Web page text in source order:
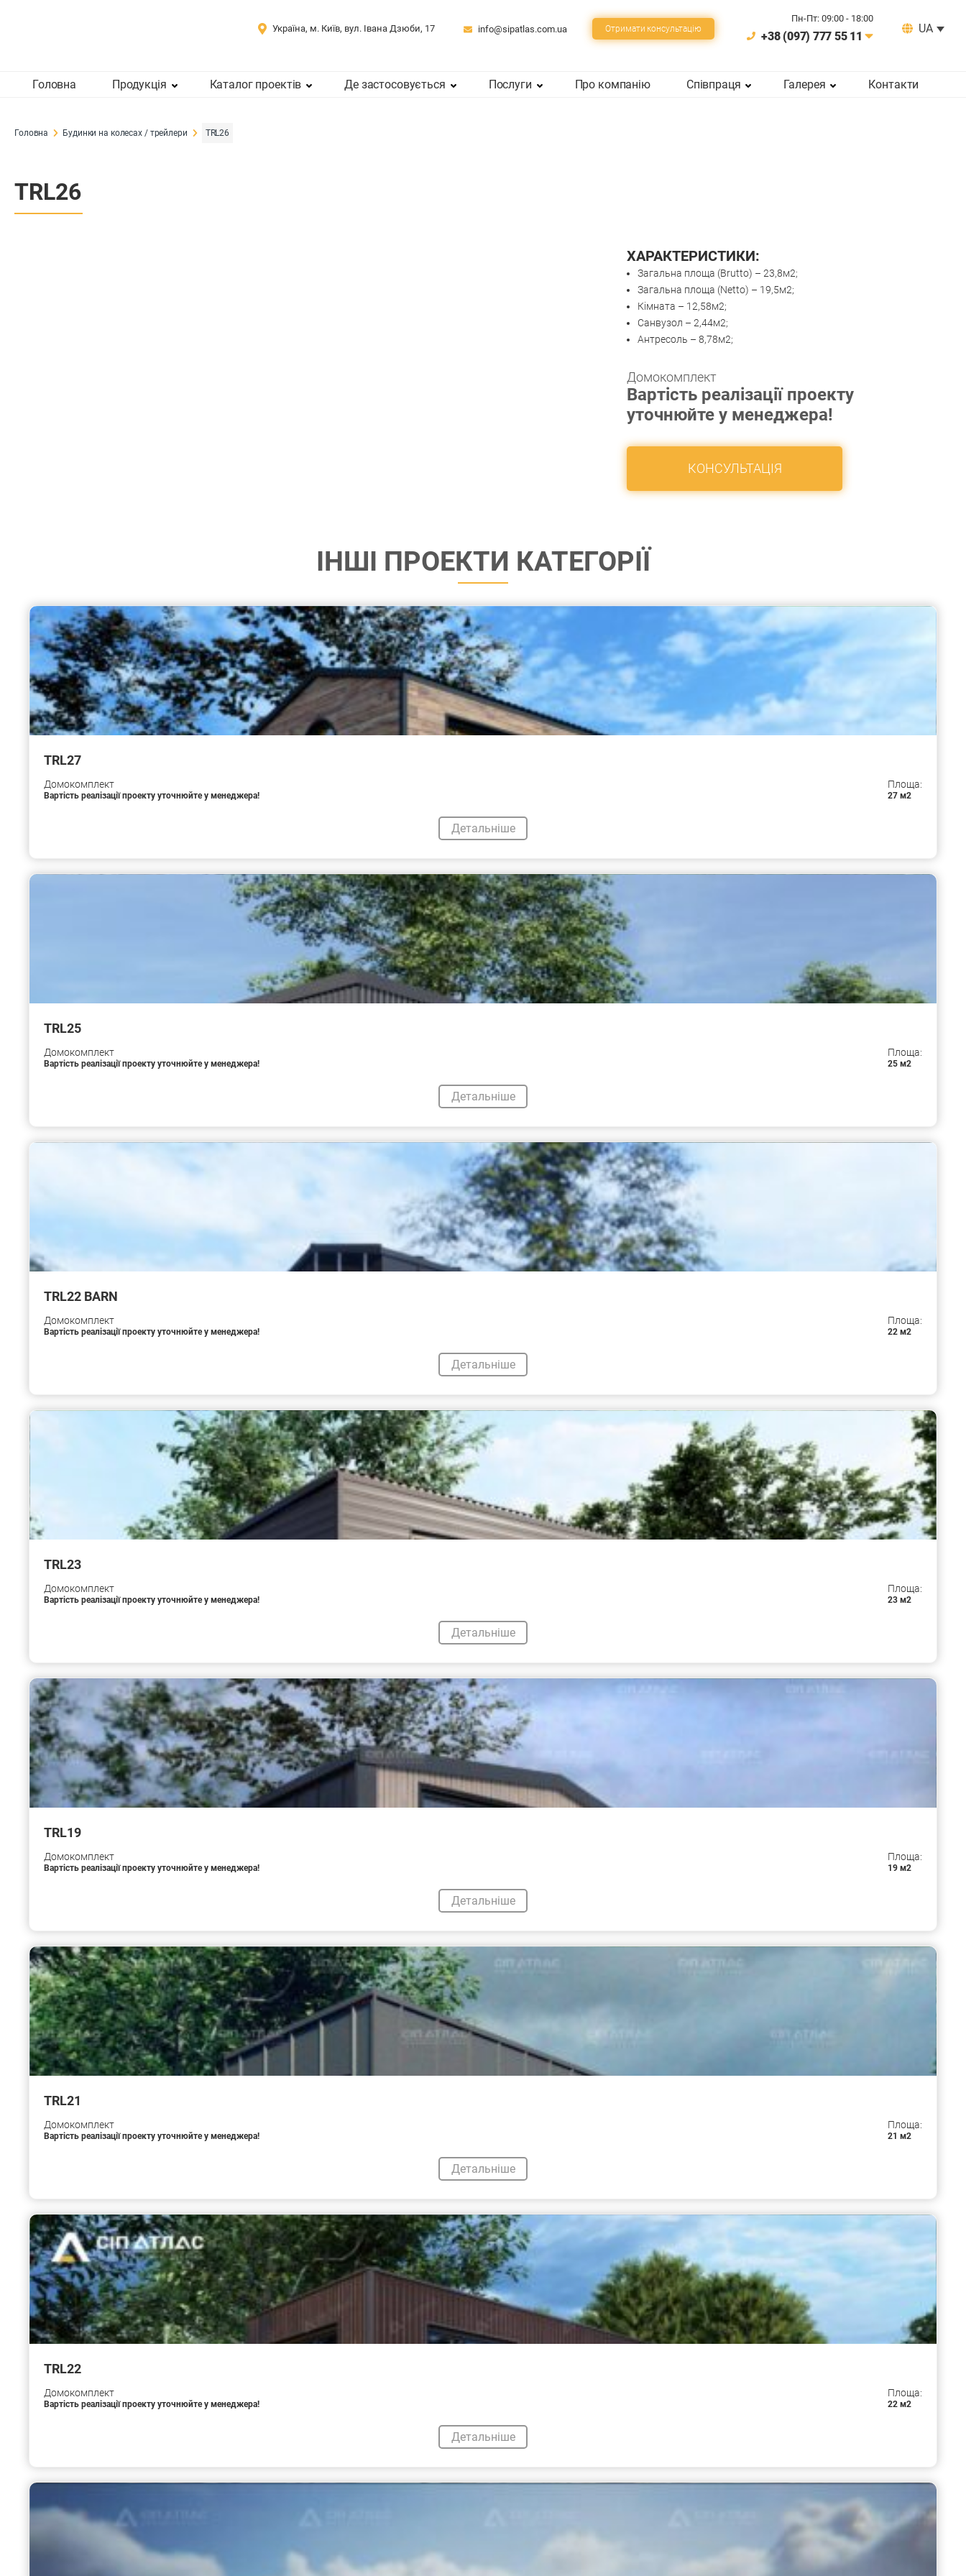
Україна, м. Київ, вул. Івана Дзюби, 17 info@sipatlas.com.ua Отримати консультацiю
Пн-Пт: 09:00 - 18:00
+38 (097) 777 55 11
UA
Головна Продукція Каталог проектів Де застосовується Послуги Про компанію Співпраця Галерея Контакти
Головна Будинки на колесах / трейлери TRL26
TRL26
ХАРАКТЕРИСТИКИ:
Загальна площа (Brutto) – 23,8м2;
Загальна площа (Netto) – 19,5м2;
Кімната – 12,58м2;
Санвузол – 2,44м2;
Антресоль – 8,78м2;
Домокомплект
Вартість реалізації проекту
уточнюйте у менеджера!
КОНСУЛЬТАЦІЯ
ІНШІ ПРОЕКТИ КАТЕГОРІЇ
TRL27
Домокомплект
Вартість реалізації проекту уточнюйте у менеджера!
Площа:
27 м2
Детальніше
TRL25
Домокомплект
Вартість реалізації проекту уточнюйте у менеджера!
Площа:
25 м2
Детальніше
TRL22 BARN
Домокомплект
Вартість реалізації проекту уточнюйте у менеджера!
Площа:
22 м2
Детальніше
TRL23
Домокомплект
Вартість реалізації проекту уточнюйте у менеджера!
Площа:
23 м2
Детальніше
TRL19
Домокомплект
Вартість реалізації проекту уточнюйте у менеджера!
Площа:
19 м2
Детальніше
TRL21
Домокомплект
Вартість реалізації проекту уточнюйте у менеджера!
Площа:
21 м2
Детальніше
TRL22
Домокомплект
Вартість реалізації проекту уточнюйте у менеджера!
Площа:
22 м2
Детальніше